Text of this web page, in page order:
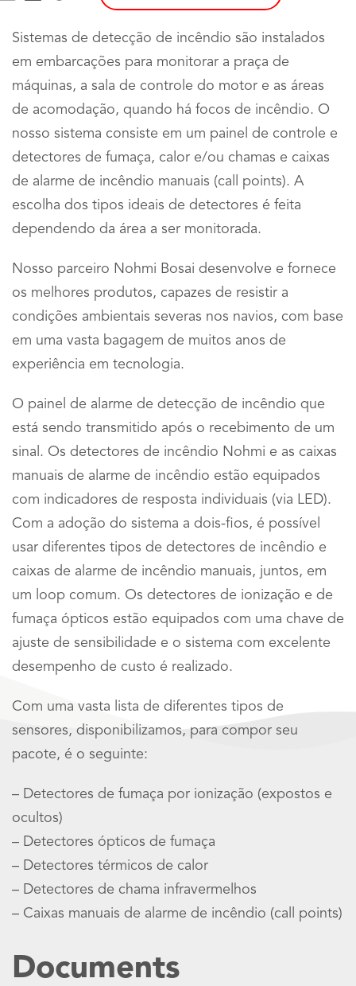
Sistemas de detecção de incêndio são instalados
em embarcações para monitorar a praça de
máquinas, a sala de controle do motor e as áreas
de acomodação, quando há focos de incêndio. O
nosso sistema consiste em um painel de controle e
detectores de fumaça, calor e/ou chamas e caixas
de alarme de incêndio manuais (call points). A
escolha dos tipos ideais de detectores é feita
dependendo da área a ser monitorada.
Nosso parceiro Nohmi Bosai desenvolve e fornece
os melhores produtos, capazes de resistir a
condições ambientais severas nos navios, com base
em uma vasta bagagem de muitos anos de
experiência em tecnologia.
O painel de alarme de detecção de incêndio que
está sendo transmitido após o recebimento de um
sinal. Os detectores de incêndio Nohmi e as caixas
manuais de alarme de incêndio estão equipados
com indicadores de resposta individuais (via LED).
Com a adoção do sistema a dois-fios, é possível
usar diferentes tipos de detectores de incêndio e
caixas de alarme de incêndio manuais, juntos, em
um loop comum. Os detectores de ionização e de
fumaça ópticos estão equipados com uma chave de
ajuste de sensibilidade e o sistema com excelente
desempenho de custo é realizado.
Com uma vasta lista de diferentes tipos de
sensores, disponibilizamos, para compor seu
pacote, é o seguinte:
– Detectores de fumaça por ionização (expostos e
ocultos)
– Detectores ópticos de fumaça
– Detectores térmicos de calor
– Detectores de chama infravermelhos
– Caixas manuais de alarme de incêndio (call points)
Documents